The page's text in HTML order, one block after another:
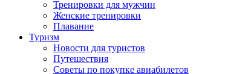
Тренировки для мужчин
Женские тренировки
Плавание
Туризм
Новости для туристов
Путешествия
Советы по покупке авиабилетов